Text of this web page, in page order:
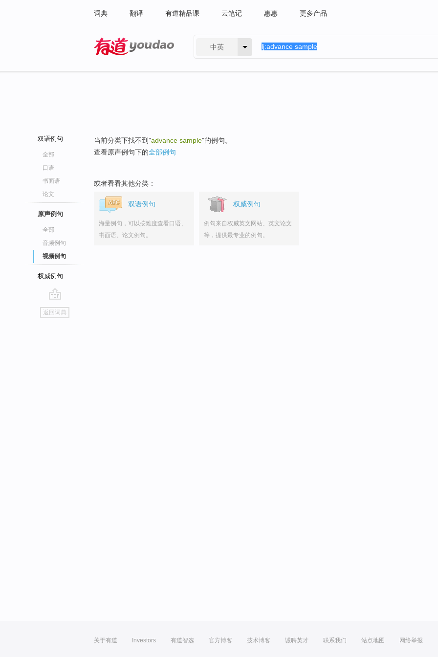
词典 翻译 有道精品课 云笔记 惠惠 更多产品
中英
双语例句
全部
口语
书面语
论文
原声例句
全部
音频例句
视频例句
权威例句
go
top
返回词典
当前分类下找不到"advance sample"的例句。
查看原声例句下的全部例句
或者看看其他分类：
双语例句
海量例句，可以按难度查看口语、
书面语、论文例句。
权威例句
例句来自权威英文网站、英文论文
等，提供最专业的例句。
关于有道 Investors 有道智选 官方博客 技术博客 诚聘英才 联系我们 站点地图 网络举报